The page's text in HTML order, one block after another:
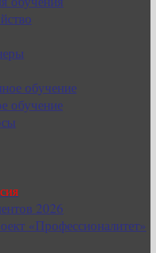
обучение
обучение
2026
«Профессионалитет»